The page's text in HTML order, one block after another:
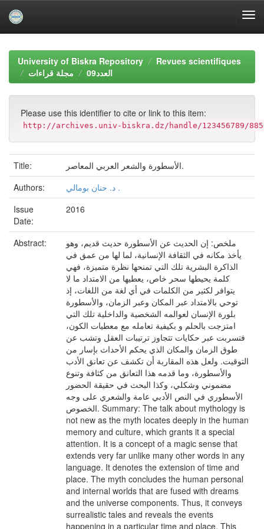
navigationUniversity of Biskra Repository
Revues scientifiques
مجلة قراءات
العدد09
Please use this identifier to cite or link to this item:
http://archives.univ-biskra.dz/handle/123456789/
Title:
الأسطورة والشعر العربي المعاصر.
Authors:
د. حنان بومالي .
Issue
Date:
2016
Abstract:
ملخص: إن الحديث عن الأسطورة حديث قديم، وهو
يأخذ مكانه في الثقافة الإنسانية، لما لها من عمق في
الذاكرة البشرية تلك التي تمنحها نظرة متميزة، فهي
كلمة يحيطها سحر خاص، يعطيها من الامتداد ما لا
يتوافر لكثير من الكلمات في أي لغة من اللغات، إذ
توحي بالامتداد عبر المكان وعبر الزمان، والأسطورة
بلورة الإنسان لعوالمه الشخصية والداخلية تلك التي
امتزجت بالحلم و بكيفية تعامله مع معطيات الكون،
فتسربت عبر حكايات تتجاوز ترتيبات العقل وتشب عن
طوق الزمان والمكان الذي يحكم الأحداث بإسار من
التوقيت. ولعل هذه المقاربة أن تكشف عن تعانق الأدب
والأسطورة، وما قدمه هذا التعانق من كثافة وتنوع
مضموني وشكلي، وكذا البحث في حقيقة الحضور
الأسطوري في النص الأدبي عامة والشعري على وجه
الخصوص. Summary: The talk about mythology is
not new as the myth locates deeply in the human
memory and culture, which grants it a special
attention. It is a concept of a magic sense that
extends very far unlike many other words in any
language. It denotes the extension of time and
place. The myth concludes the human personal
and internal worlds that are fused with dreams
and the universe components. Thus, it conveys
surrealistic tales and reveals the events
happening in a particular time and place. This